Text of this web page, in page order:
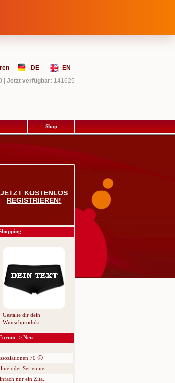
DE
EN
Jetzt verfügbar: 141625
Shop
JETZT KOSTENLOS
REGISTRIEREN!
Gestalte dir dein
Wunschprodukt
-> Neu
70 🙂
oder Serien ne..
nur ein Zita..